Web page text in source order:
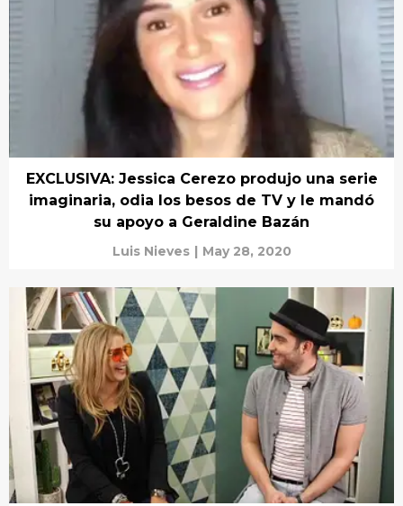
EXCLUSIVA: Jessica Cerezo produjo una serie
imaginaria, odia los besos de TV y le mandó
su apoyo a Geraldine Bazán
Luis Nieves | May 28, 2020